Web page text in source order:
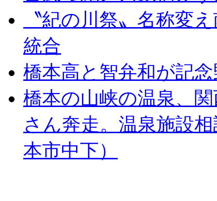
〝紀の川祭〟名称変
統合
橋本高と智弁和が記
橋本の山峡の温泉、
さん奔走。温泉施設
本市中下）